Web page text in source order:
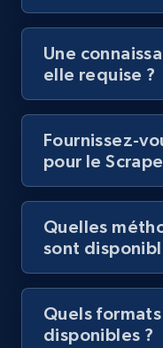
Video length,
8.1K+
Amazon Reviews
URL, Product
rating object,
Author name, Asin,
7.4K+
Une
elle requise ?
Fournissez-
pour le
Quelles
sont
Quels
disponibles ?